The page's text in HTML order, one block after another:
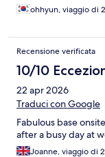
ohhyun, viaggio di
Recensione verificata
10/10
22 apr 2026
Traduci con Google
Fabulous base
after a busy day at
Joanne, viaggio di